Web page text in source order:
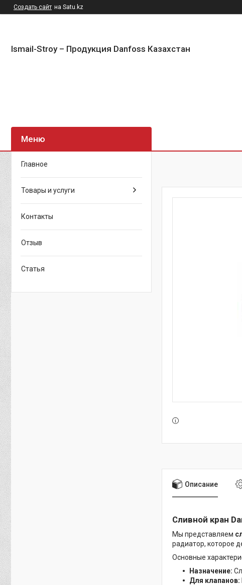
Создать сайт на Satu.kz
Ismail-Stroy – Продукция Danfoss Казахстан
Описание
Сливной кран
Мы представляем
радиатор, которое
Основные
Назначение:
Для клапанов:
Главное
Товары и услуги
Контакты
Отзыв
Статья